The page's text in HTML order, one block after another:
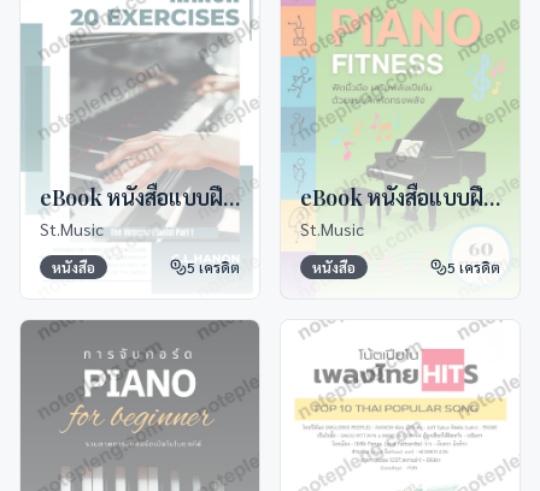
eBook หนังสือแบบฝึกหัดเปียโน Hanon
St.Music
หนังสือ 5เครดิต
eBook หนังสือแบบฝึกหัด Piano Fitness
St.Music
หนังสือ 5 เครดิต